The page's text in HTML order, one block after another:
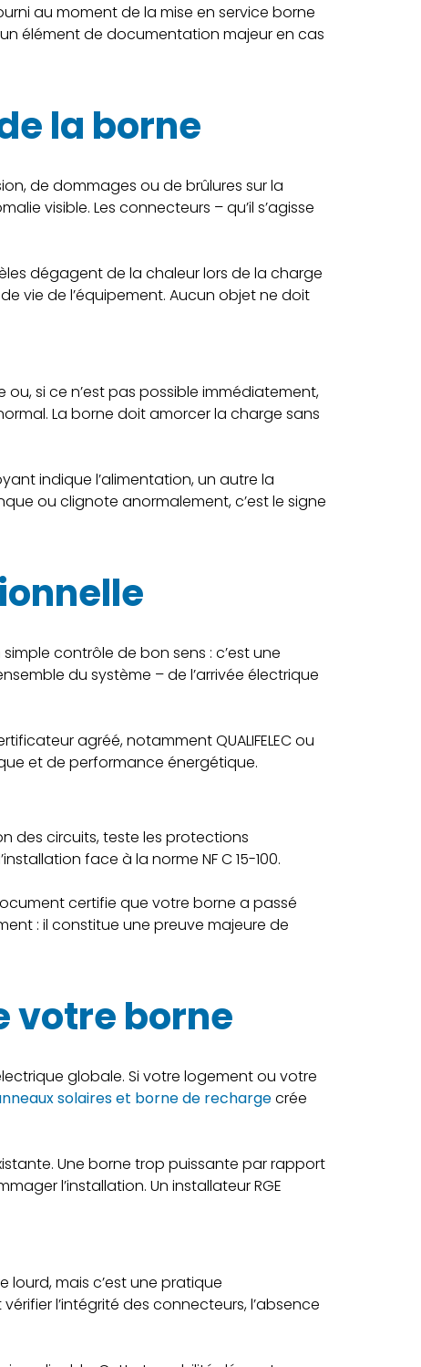
au moment de la mise en service borne
élément de documentation majeur en cas
la borne
de dommages ou de brûlures sur la
visible. Les connecteurs – qu’il s’agisse
dégagent de la chaleur lors de la charge
vie de l’équipement. Aucun objet ne doit
si ce n’est pas possible immédiatement,
La borne doit amorcer la charge sans
indique l’alimentation, un autre la
ou clignote anormalement, c’est le signe
simple contrôle de bon sens : c’est une
du système – de l’arrivée électrique
agréé, notamment QUALIFELEC ou
et de performance énergétique.
des circuits, teste les protections
face à la norme NF C 15-100.
certifie que votre borne a passé
: il constitue une preuve majeure de
votre borne
globale. Si votre logement ou votre
solaires et borne de rechargecrée
Une borne trop puissante par rapport
l’installation. Un installateur RGE
lourd, mais c’est une pratique
l’intégrité des connecteurs, l’absence